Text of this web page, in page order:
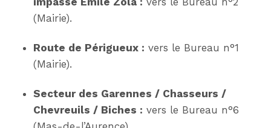
(Mairie).
Route de Périgueux : vers le Bureau n°1
(Mairie).
Secteur des Garennes / Chasseurs /
Chevreuils / Biches : vers le Bureau n°6